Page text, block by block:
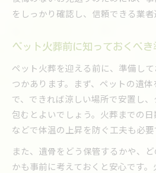
をしっかり確認し、信頼できる業者
ペット火葬前に知っておくべき
ペット火葬を迎える前に、準備し
つかあります。まず、ペットの遺
で、できれば涼しい場所で安置し
包むとよいでしょう。火葬までの
などで体温の上昇を防ぐ工夫も必要
また、遺骨をどう保管するかや、
かも事前に考えておくと安心です